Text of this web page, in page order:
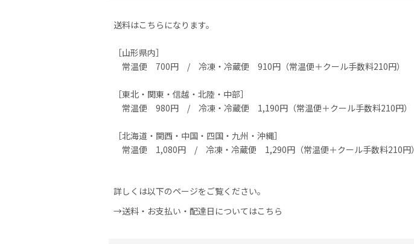
送料はこちらになります。
［山形県内］
常温便 700円 / 冷凍・冷蔵便 910円（常温便＋クール手数料210円）
［東北・関東・信越・北陸・中部］
常温便 980円 / 冷凍・冷蔵便 1,190円（常温便＋クール手数料210円）
［北海道・関西・中国・四国・九州・沖縄］
常温便 1,080円 / 冷凍・冷蔵便 1,290円（常温便＋クール手数料210円）
詳しくは以下のページをご覧ください。
→送料・お支払い・配達日についてはこちら